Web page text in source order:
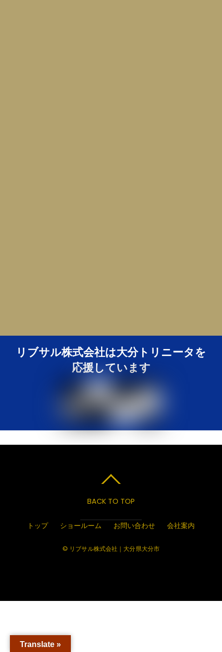
リブサル株式会社は大分トリニータを
応援しています
BACK TO TOP
トップ ショールーム お問い合わせ 会社案内
© リブサル株式会社｜大分県大分市
Translate »